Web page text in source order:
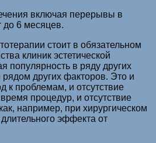
включая перерывы в
до 6 месяцев.
стоит в обязательном
клиник эстетической
популярность в ряду других
других факторов. Это и
к проблемам, и отсутствие
процедур, и отсутствие
например, при хирургическом
эффекта от